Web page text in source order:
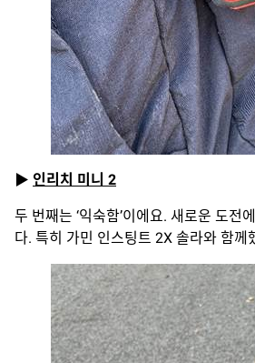
▶ 인리치 미니 2
두 번째는 ‘익숙함’이에요. 새로운 도
다. 특히 가민 인스팅트 2X 솔라와 함